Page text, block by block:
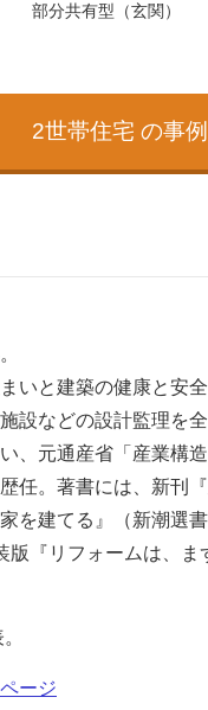
部分共有型（玄関）
2世帯住宅 の事
まいと建築の健康と
設などの設計監理を
、元通産省「産業構
任。著書には、新刊
を建てる』（新潮選
『リフォームは、
ージ